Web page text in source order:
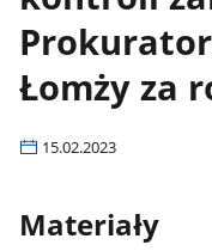
Łomży za
15.02.2023
Materiały